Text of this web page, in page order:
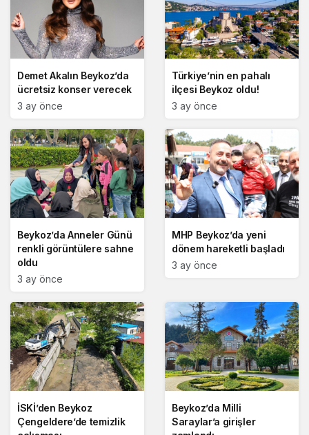
Demet Akalın Beykoz’da
ücretsiz konser verecek
3 ay önce
Türkiye’nin en pahalı
ilçesi Beykoz oldu!
3 ay önce
Beykoz’da Anneler Günü
renkli görüntülere sahne
oldu
3 ay önce
MHP Beykoz’da yeni
dönem hareketli başladı
3 ay önce
İSKİ’den Beykoz
Çengeldere’de temizlik
Beykoz’da Milli
Saraylar’a girişler